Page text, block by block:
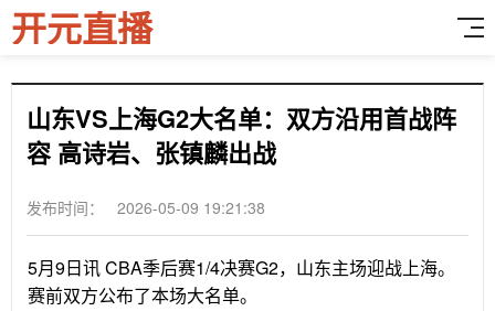
开元直播
山东VS上海G2大名单：双方沿用首战阵
容 高诗岩、张镇麟出战
发布时间： 2026-05-09 19:21:38
5月9日讯 CBA季后赛1/4决赛G2，山东主场迎战上海。
赛前双方公布了本场大名单。